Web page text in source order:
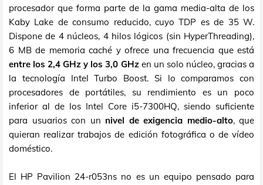
procesador que forma parte de la gama media-alta de los
Kaby Lake de consumo reducido, cuyo TDP es de 35 W.
Dispone de 4 núcleos, 4 hilos lógicos (sin HyperThreading),
6 MB de memoria caché y ofrece una frecuencia que está
entre los 2,4 GHz y los 3,0 GHzen un solo núcleo, gracias a
la tecnología Intel Turbo Boost. Si lo comparamos con
procesadores de portátiles, su rendimiento es un poco
inferior al de los Intel Core i5-7300HQ, siendo suficiente
para usuarios con un nivel de exigencia medio-alto, que
quieran realizar trabajos de edición fotográfica o de vídeo
doméstico.
El HP Pavilion 24-r053ns no es un equipo pensado para